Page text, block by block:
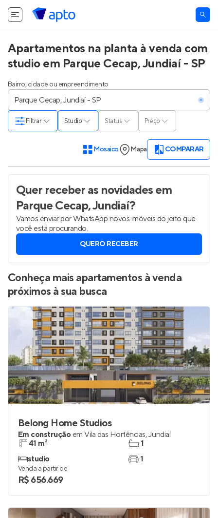
Apartamentos na planta à venda com
studio em Parque Cecap, Jundiaí - SP
Bairro, cidade ou empreendimento
Studio Status Preço
Filtrar
Mosaico Mapa COMPARAR
Quer receber as novidadesem
Parque Cecap, Jundiaí?
Vamos enviar por WhatsApp novos imóveis do jeito que
você está procurando.
QUERO RECEBER
Conheça mais apartamentos à venda
próximos à sua busca
Belong Home Studios
Em construção em Vila das Hortências,Jundiaí
41 m²
studio
1
1
Venda a partir de
R$ 656.669